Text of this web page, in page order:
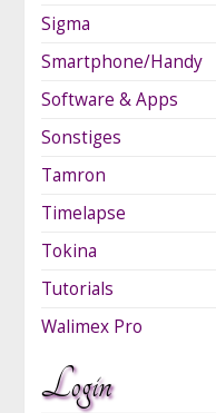
Sigma
Smartphone/Handy
Software & Apps
Sonstiges
Tamron
Timelapse
Tokina
Tutorials
Walimex Pro
Login